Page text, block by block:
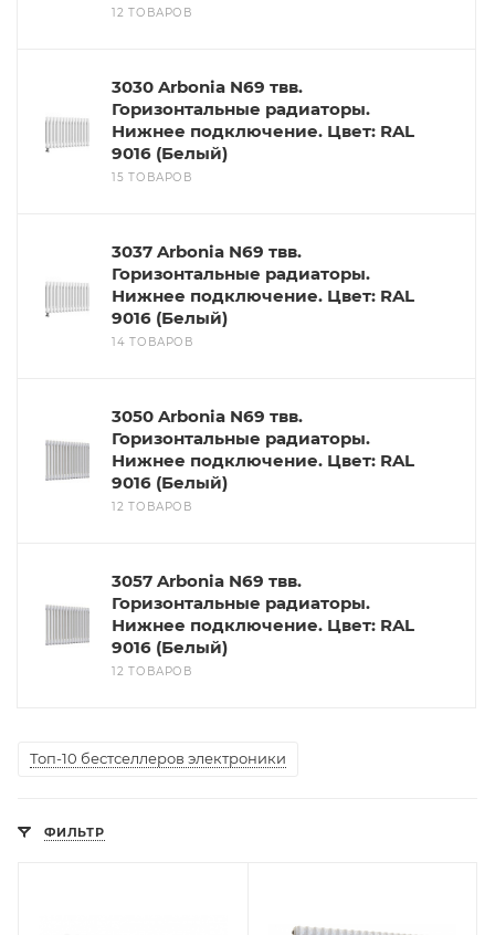
12 ТОВАРОВ
3030 Arbonia N69 твв.
Горизонтальные радиаторы.
Нижнее подключение. Цвет: RAL
9016 (Белый)
15 ТОВАРОВ
3037 Arbonia N69 твв.
Горизонтальные радиаторы.
Нижнее подключение. Цвет: RAL
9016 (Белый)
14 ТОВАРОВ
3050 Arbonia N69 твв.
Горизонтальные радиаторы.
Нижнее подключение. Цвет: RAL
9016 (Белый)
12 ТОВАРОВ
3057 Arbonia N69 твв.
Горизонтальные радиаторы.
Нижнее подключение. Цвет: RAL
9016 (Белый)
12 ТОВАРОВ
Топ-10 бестселлеров электроники
ФИЛЬТР